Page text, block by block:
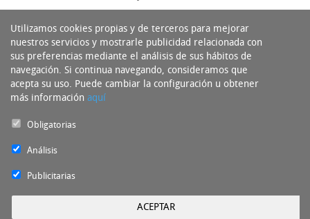
Utilizamos cookies propias y de terceros para mejorar
nuestros servicios y mostrarle publicidad relacionada con
sus preferencias mediante el análisis de sus hábitos de
navegación. Si continua navegando, consideramos que
acepta su uso. Puede cambiar la configuración u obtener
más información aquí
Obligatorias
Análisis
Publicitarias
ACEPTAR